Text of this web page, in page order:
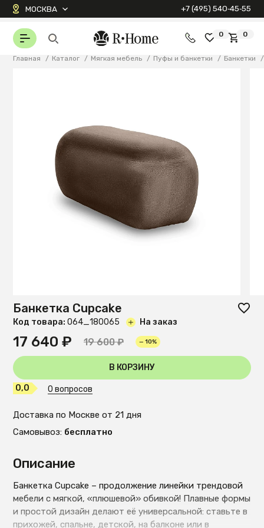
МОСКВА +7 (495) 540‑45‑55
0 0
Главная / Каталог / Мягкая мебель / Пуфы и банкетки / Банкетки /
Описание
Банкетка Cupcake – продолжение линейки трендовой
мебели с мягкой, «плюшевой» обивкой! Плавные формы
и простой дизайн делают её универсальной: ставьте в
прихожей, спальне, детской, на балконе или в
Банкетка Cupcake
Код товара: O64_180065 На заказ
17 640 ₽ 19 600 ₽ — 10%
В КОРЗИНУ
0,0 0 вопросов
Доставка по Москве от 21 дня
Самовывоз: бесплатно